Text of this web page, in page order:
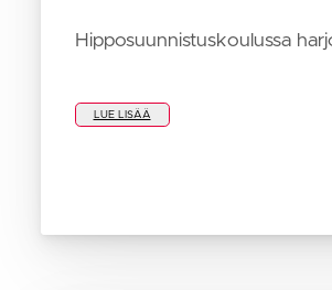
Hipposuunnistuskoulussa
LUE LISÄÄ